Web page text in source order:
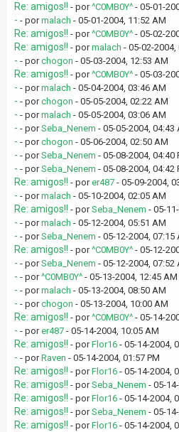
Re: amigos!! - por^C0MB0Y^ - 05-01-
- - pormalach - 05-01-2004, 11:52 AM
Re: amigos!! - por^C0MB0Y^ - 05-02-
Re: amigos!! - pormalach - 05-02-2004,
- - porchogon - 05-03-2004, 12:53 AM
Re: amigos!! - por^C0MB0Y^ - 05-03-
- - pormalach - 05-04-2004, 03:46 AM
- - porchogon - 05-05-2004, 02:22 AM
- - pormalach - 05-05-2004, 03:06 AM
- - porSeba_Nenem - 05-05-2004, 04:43
- - porchogon - 05-06-2004, 02:50 AM
- - porSeba_Nenem - 05-08-2004, 04:40
- - porSeba_Nenem - 05-08-2004, 04:42
Re: amigos!! - porer487 - 05-09-2004,
- - pormalach - 05-10-2004, 02:05 AM
Re: amigos!! - porSeba_Nenem - 05-
- - pormalach - 05-12-2004, 05:51 AM
- - porSeba_Nenem - 05-12-2004, 07:15
Re: amigos!! - por^C0MB0Y^ - 05-12-
- - porSeba_Nenem - 05-12-2004, 07:52
- - por^C0MB0Y^ - 05-13-2004, 12:45 AM
- - pormalach - 05-13-2004, 08:50 AM
- - porchogon - 05-13-2004, 10:00 AM
Re: amigos!! - por^C0MB0Y^ - 05-14-
- - porer487 - 05-14-2004, 10:05 AM
Re: amigos!! - porFlor16 - 05-14-2004,
- - porRaven - 05-14-2004, 01:57 PM
Re: amigos!! - porFlor16 - 05-14-2004,
Re: amigos!! - porSeba_Nenem - 05-
Re: amigos!! - porFlor16 - 05-14-2004,
Re: amigos!! - porSeba_Nenem - 05-
Re: amigos!! - porFlor16 - 05-14-2004,